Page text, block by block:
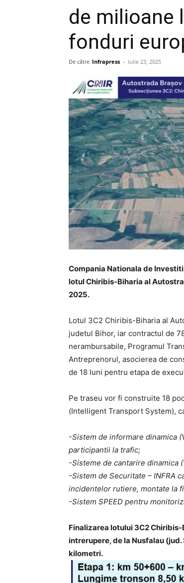
de milioane
fonduri
De către Infrapress - iulie 23, 2025
Compania Nationala de
lotul Chiribis-Biharia al
2025.
Lotul 3C2 Chiribis-Biharia al
judetul Bihor, iar contractul de
nerambursabile, Programul
Antreprenorul, asocierea de
de 18 luni pentru etapa de
Pe traseu vor fi construite 18
(Intelligent Transport System),
-Sistem de informare dinamica
participantii la trafic;
-Sisteme de cantarire dinamica
-Sistem de Securitate – INFRA
incidentelor rutiere, montate la
-Sistem SPEED pentru
Finalizarea lotului 3C2
intrerupere, de la Nusfalau
kilometri.